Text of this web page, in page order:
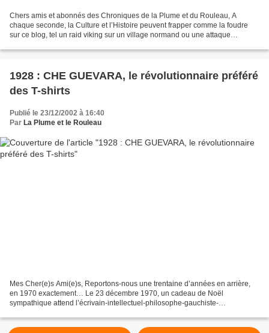
Chers amis et abonnés des Chroniques de la Plume et du Rouleau, A
chaque seconde, la Culture et l’Histoire peuvent frapper comme la foudre
sur ce blog, tel un raid viking sur un village normand ou une attaque
1928 : CHE GUEVARA, le révolutionnaire préféré
des T-shirts
Publié le 23/12/2002 à 16:40
Par La Plume et le Rouleau
Mes Cher(e)s Ami(e)s, Reportons-nous une trentaine d’années en arrière,
en 1970 exactement… Le 23 décembre 1970, un cadeau de Noël
sympathique attend l’écrivain-intellectuel-philosophe-gauchiste-